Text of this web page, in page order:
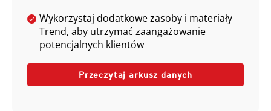
Wykorzystaj dodatkowe zasoby i materiały
Trend, aby utrzymać zaangażowanie
potencjalnych klientów
Przeczytaj arkusz danych